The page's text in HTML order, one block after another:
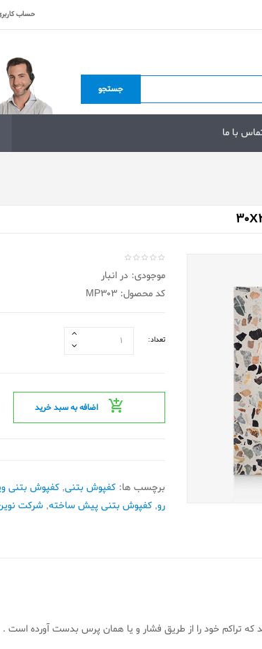
حساب
جستجو
با ما
موجودی: در انبار
کد محصول: MP303
تعداد:
اضافه به سبد خرید
برچسب ها: کفپوش بتنی, کفپوش بتنی
رو, کفپوش بتنی پیش ساخته, شرکت
که تراکم خود را از طریق فشار و یا همان پرس بدست آورده است .